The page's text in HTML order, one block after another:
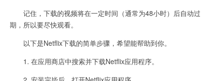
记住，下载的视频将在一定时间（通常为48小时）后自动过
期，所以要尽快观看。
以下是Netflix下载的简单步骤，希望能帮助到你。
1. 在应用商店中搜索并下载Netflix应用程序。